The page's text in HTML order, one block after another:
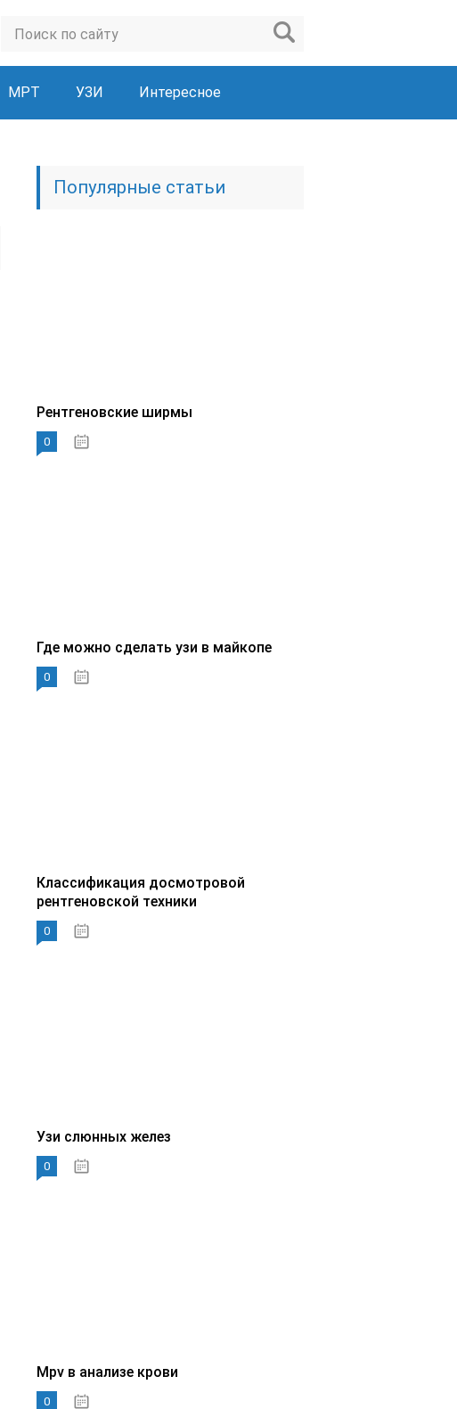
МРТ УЗИ Интересное
Популярные статьи
Рентгеновские ширмы
0
Где можно сделать узи в майкопе
0
Классификация досмотровой
рентгеновской техники
0
Узи слюнных желез
0
Mpv в анализе крови
0